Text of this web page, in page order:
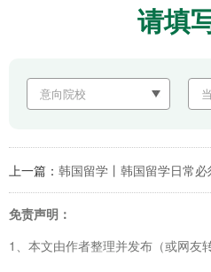
请填
上一篇： 韩国留学丨韩国留学日常
免责声明：
1、本文由作者整理并发布（或网友